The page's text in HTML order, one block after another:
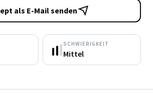
als E-Mail senden
SCHWIERIGKEIT
Mittel